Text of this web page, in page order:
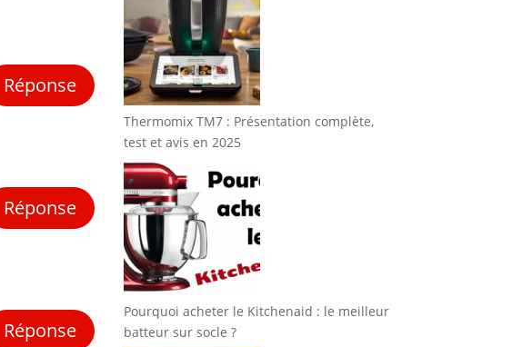
Réponse
Réponse
Réponse
Thermomix TM7 : Présentation complète,
test et avis en 2025
Pourquoi acheter le Kitchenaid : le meilleur
batteur sur socle ?